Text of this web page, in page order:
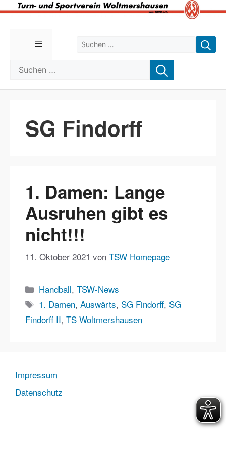
Suchen nach:
Menü
Suchen nach:
SG Findorff
1. Damen: Lange
Ausruhen gibt es
nicht!!!
11. Oktober 2021 von TSW Homepage
Kategorien
Handball,TSW-News
Schlagwörter
1. Damen,Auswärts, SG Findorff, SG
Findorff II, TS Woltmershausen
Impressum
Datenschutz